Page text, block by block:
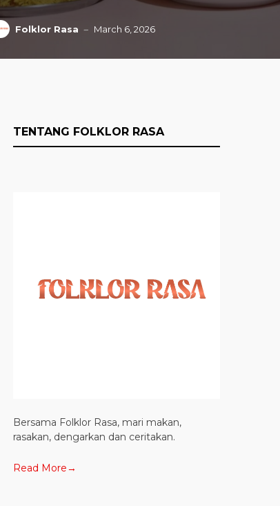
Folklor Rasa March 6, 2026
TENTANG FOLKLOR RASA
Bersama Folklor Rasa, mari makan,
rasakan, dengarkan dan ceritakan.
Read More→